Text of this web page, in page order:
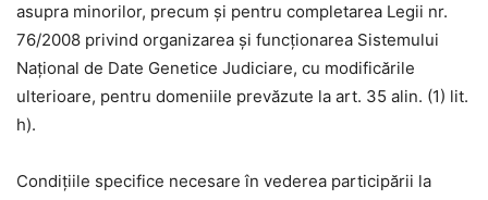
asupra minorilor, precum și pentru completarea Legii nr.
76/2008 privind organizarea și funcționarea Sistemului
Național de Date Genetice Judiciare, cu modificările
ulterioare, pentru domeniile prevăzute la art. 35 alin. (1) lit.
h).
Condiţiile specifice necesare în vederea participării la